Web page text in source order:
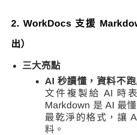
2. WorkDocs 支援
出）
三大亮點
AI 秒讀懂，資料不跑
文件複製給 AI 時
Markdown 是 AI 最
最乾淨的格式，讓
料。